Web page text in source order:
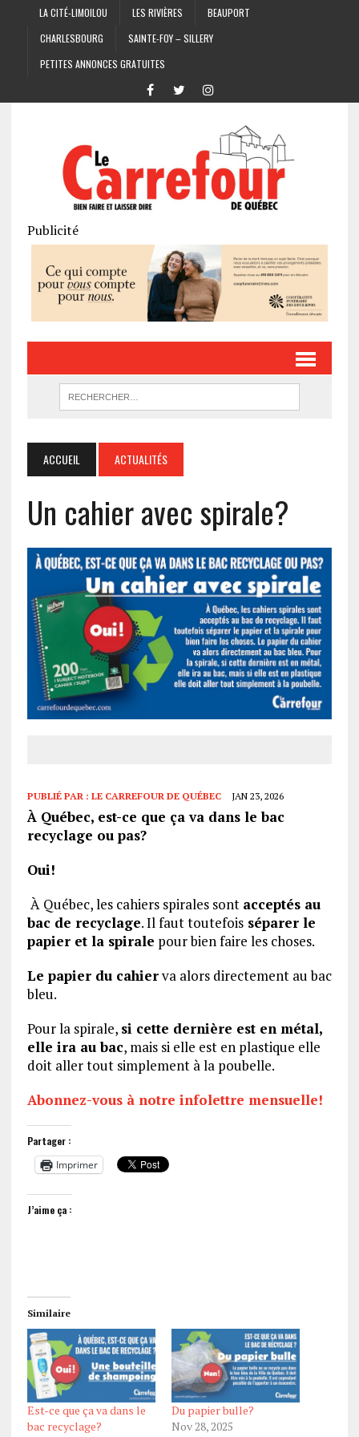
LA CITÉ-LIMOILOU LES RIVIÈRES
BEAUPORT
CHARLESBOURG
SAINTE-FOY – SILLERY
PETITES ANNONCES GRATUITES
Publicité
ACCUEIL ACTUALITÉS
Un cahier avec spirale?
PUBLIÉ PAR : LE CARREFOUR DE QUÉBEC JAN 23, 2026
À Québec, est-ce que ça va dans le bac
recyclage ou pas?
Oui!
À Québec, les cahiers spirales sont acceptés au
bac de recyclage. Il faut toutefoisséparer le
papier et la spirale pour bien faire les choses.
Le papier du cahierva alors directement au bac
bleu.
Pour la spirale, si cette dernière est en métal,
elle ira au bac, mais si elle est en plastique elle
doit aller tout simplement à la poubelle.
Abonnez-vous à notre infolettre mensuelle!
Partager :
Imprimer
J’aime ça :
Similaire
Est-ce que ça va dans le
bac recyclage?
Du papier bulle?
Nov 28, 2025